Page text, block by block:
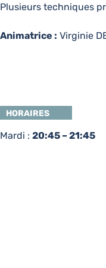
Plusieurs techniques
Animatrice : Virginie
HORAIRES
Mardi : 20:45 – 21:45